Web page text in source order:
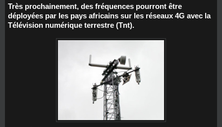
Très prochainement, des fréquences pourront être
déployées par les pays africains sur les réseaux 4G avec la
Télévision numérique terrestre (Tnt).